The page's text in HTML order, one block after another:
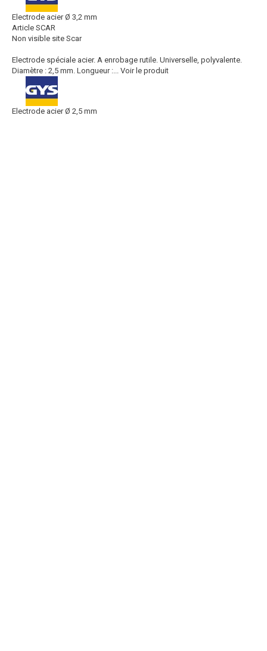
Electrode acier Ø 3,2 mm
Article SCAR
Non visible site Scar
Electrode spéciale acier. A enrobage rutile. Universelle, polyvalente.
Diamètre : 2,5 mm. Longueur :... Voir le produit
Electrode acier Ø 2,5 mm